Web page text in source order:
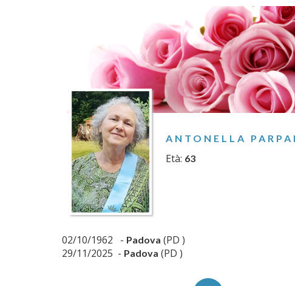
ANTONELLA
Età: 63
02/10/1962 - Padova (PD )
29/11/2025 - Padova (PD )